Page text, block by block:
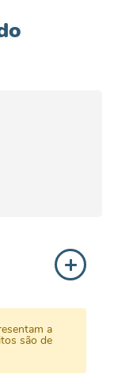
a
são de